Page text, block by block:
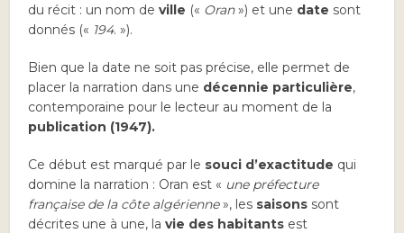
du récit : un nom deville (« Oran») et une date sont
donnés (« 194. »).
Bien que la date ne soit pas précise, elle permet de
placer la narration dans une décennie particulière,
contemporaine pour le lecteur au moment de la
publication (1947).
Ce début est marqué par le souci d’exactitude qui
domine la narration : Oran est « une préfecture
française de la côte algérienne», les saisons sont
décrites une à une, lavie des habitants est